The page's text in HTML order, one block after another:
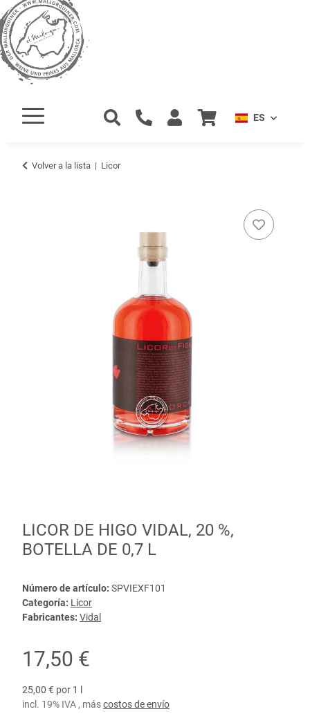
ES
Volver a la lista Licor
LICOR DE HIGO VIDAL, 20 %,
BOTELLA DE 0,7 L
Número de artículo: SPVIEXF101
Categoría: Licor
Fabricantes: Vidal
17,50 €
25,00 € por 1 l
incl. 19% IVA , máscostos de envío